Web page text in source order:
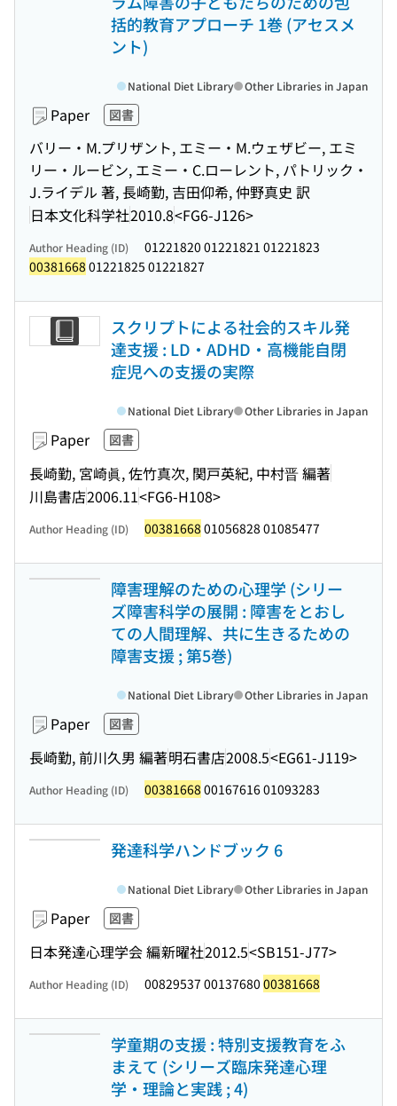
括的教育アプローチ 1巻 (アセスメ
ント)
Paper 図書
バリー・M.プリザント, エミー・M.ウェザビー, エミ
リー・ルービン, エミー・C.ローレント, パトリック・
J.ライデル 著, 長崎勤, 吉田仰希, 仲野真史 訳
日本文化科学社2010.8<FG6-J126>
National Diet Library Other Libraries in Japan
Author Heading (ID)
01221820 01221821 01221823
00381668 01221825 01221827
スクリプトによる社会的スキル発
達支援 : LD・ADHD・高機能自閉
症児への支援の実際
Paper 図書
長崎勤, 宮崎眞, 佐竹真次, 関戸英紀, 中村晋 編著
川島書店2006.11<FG6-H108>
National Diet Library Other Libraries in Japan
Author Heading (ID) 00381668 01056828 01085477
障害理解のための心理学 (シリー
ズ障害科学の展開 : 障害をとおし
ての人間理解、共に生きるための
障害支援 ; 第5巻)
Paper 図書
長崎勤, 前川久男 編著明石書店2008.5<EG61-J119>
National Diet Library Other Libraries in Japan
Author Heading (ID) 00381668 00167616 01093283
発達科学ハンドブック 6
Paper 図書
日本発達心理学会 編新曜社2012.5<SB151-J77>
National Diet Library Other Libraries in Japan
Author Heading (ID) 00829537 00137680 00381668
学童期の支援 : 特別支援教育をふ
まえて (シリーズ臨床発達心理
学・理論と実践 ; 4)